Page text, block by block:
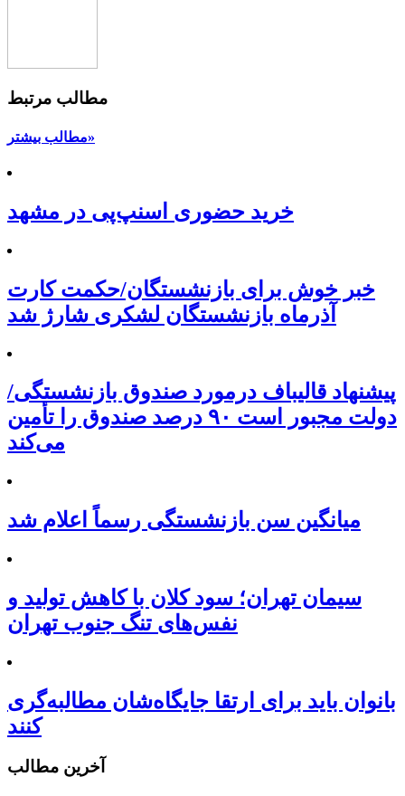
مطالب مرتبط
مطالب بیشتر»
خرید حضوری اسنپ‌پی در مشهد
خبر خوش برای بازنشستگان/حکمت کارت
آذرماه بازنشستگان لشکری شارژ شد
پیشنهاد قالیباف درمورد صندوق بازنشستگی/
دولت مجبور است ۹۰ درصد صندوق را تأمین
می‌کند
میانگین سن بازنشستگی رسماً اعلام شد
سیمان تهران؛ سود کلان با کاهش تولید و
نفس‌های تنگ جنوب تهران
بانوان باید برای ارتقا جایگاه‌شان مطالبه‌گری
کنند
آخرین مطالب